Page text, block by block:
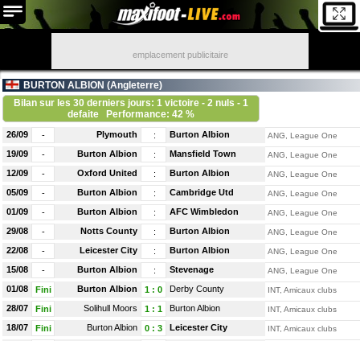
emplacement publicitaire
BURTON ALBION (Angleterre)
Bilan sur les 30 derniers jours: 1 victoire - 2 nuls - 1
defaite
Performance: 42 %
26/09 - Plymouth : Burton Albion ANG, League One
19/09 - Burton Albion : Mansfield Town ANG, League One
12/09 - Oxford United : Burton Albion ANG, League One
05/09 - Burton Albion : Cambridge Utd ANG, League One
01/09 - Burton Albion : AFC Wimbledon ANG, League One
29/08 - Notts County : Burton Albion ANG, League One
22/08 - Leicester City : Burton Albion ANG, League One
15/08 - Burton Albion : Stevenage ANG, League One
01/08 Fini Burton Albion 1 : 0 Derby County INT, Amicaux clubs
28/07 Fini Solihull Moors 1 : 1 Burton Albion INT, Amicaux clubs
18/07 Fini Burton Albion 0 : 3 Leicester City INT, Amicaux clubs